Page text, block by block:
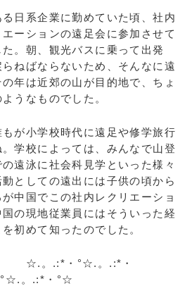
日系企業に勤めていた頃、社内
ーションの遠足会に参加させて
。朝、観光バスに乗って出発
ねばならないため、そんなに遠
年は近郊の山が目的地で、ちょ
うなものでした。
が小学校時代に遠足や修学旅行
学校によっては、みんなで山登
遠泳に社会科見学といった様々
としての遠出には子供の頃から
中国でこの社内レクリエーショ
の現地従業員にはそういった経
初めて知ったのでした。
。.:*・
。.:*・°☆